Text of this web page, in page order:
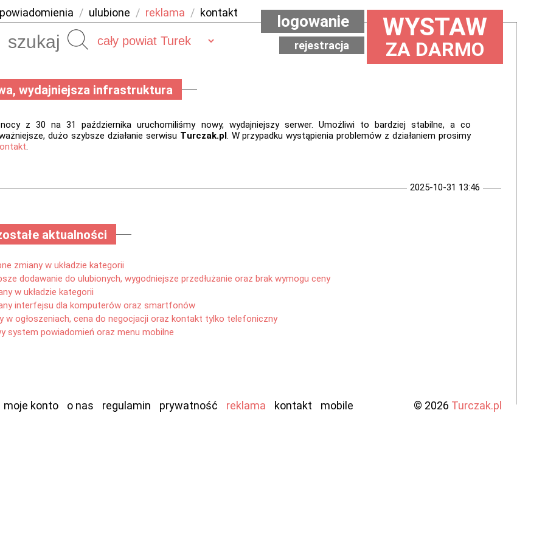
powiadomienia / ulubione / reklama / kontakt
Szukaj WYSTAW
ZA DARMO
logowanie
rejestracja
wydajniejsza infrastruktura
z 30 na 31 października uruchomiliśmy nowy, wydajniejszy serwer. Umożliwi to bardziej stabilne, a co
dużo szybsze działanie serwisu Turczak.pl. W przypadku wystąpienia problemów z działaniem prosimy
.
2025-10-31 13:46
aktualności
zmiany w układzie kategorii
dodawanie do ulubionych, wygodniejsze przedłużanie oraz brak wymogu ceny
w układzie kategorii
interfejsu dla komputerów oraz smartfonów
w ogłoszeniach, cena do negocjacji oraz kontakt tylko telefoniczny
system powiadomień oraz menu mobilne
moje konto o nas regulamin prywatność reklama kontakt mobile © 2026 Turczak.pl